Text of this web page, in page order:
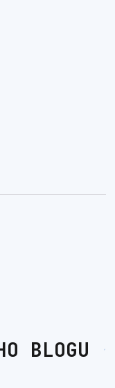
BLOGU